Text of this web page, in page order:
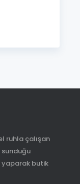
ruhla çalışan
yaparak butik